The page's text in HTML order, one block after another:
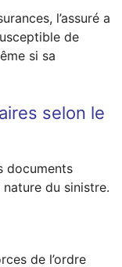
l’assuré a
de
si sa
selon le
documents
du sinistre.
de l’ordre